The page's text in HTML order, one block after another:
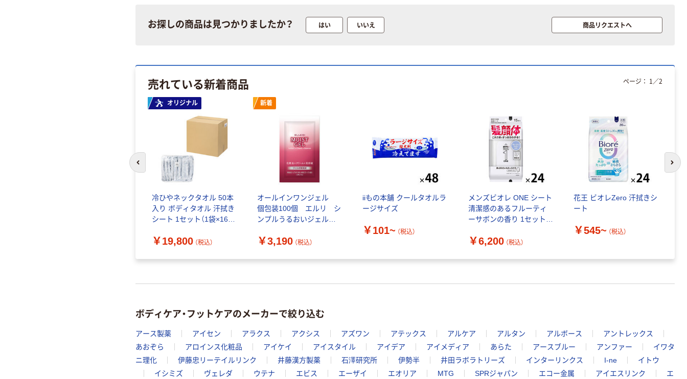
お探しの商品は見つかりましたか？ はい いいえ 商品リクエストへ
売れている新着商品
オリジナル
冷ひやネックタオル 50本
入り ボディタオル 汗拭き
シート 1セット（1袋×16）
感タオル オリジナル
￥19,800 （税込）
新着
オールインワンジェル
個包装100個 エルリ シ
ンプルうるおいジェル
ル宿泊 旅行用 化粧
￥3,190 （税込）
iiもの本舗 クールタオルラ
ージサイズ
￥101~ （税込）
メンズビオレ ONE シート
清潔感のあるフルーティ
ーサボンの香り 1セット
￥6,200 （税込）
花王 ビオレZero 汗拭きシ
ート
￥545~ （税込）
ページ： 1 ／2
前のスライドへ 次
ボディケア・フットケアのメーカーで絞り込む
アース製薬 アイセン アラクス アクシス アズワン アテックス アルケア アルタン アルボース
アントレックス
あおぞら
アロインス化粧品 アイケイ アイスタイル アイデア アイメディア あらた アースブルー アンファー
イワタ
ニ理化
伊藤忠リーテイルリンク 井藤漢方製薬 石澤研究所 伊勢半 井田ラボラトリーズ インターリンクス I-ne
イトウ
イシミズ
ヴェレダ ウテナ エビス エーザイ エオリア MTG SPRジャパン エコー金属 アイエスリンク エ